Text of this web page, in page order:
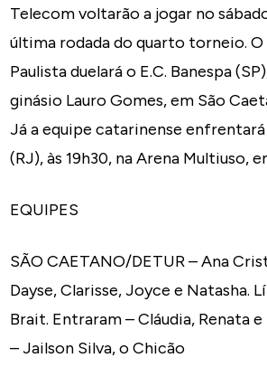
Telecom voltarão a jogar no
última rodada do quarto torneio.
Paulista duelará o E.C. Banespa
ginásio Lauro Gomes, em São
Já a equipe catarinense
(RJ), às 19h30, na Arena Multiuso,
EQUIPES
SÃO CAETANO/DETUR – Ana
Dayse, Clarisse, Joyce e Natasha.
Brait. Entraram – Cláudia, Renata
– Jailson Silva, o Chicão